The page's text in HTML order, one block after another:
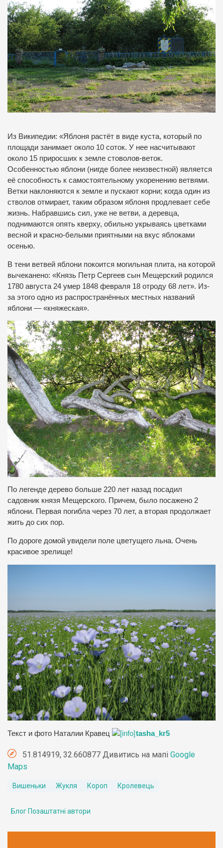
Из Википедии: «Яблоня растёт в виде куста, который по
площади занимает около 10 соток. У нее насчитывают
около 15 приросших к земле стоволов-веток.
Особенностью яблони (нигде более неизвестной) является
её способность к самостоятельному укоренению ветвями.
Ветки наклоняются к земле и пускают корни; когда один из
стволов отмирает, таким образом яблоня продлевает себе
жизнь. Набравшись сил, уже не ветви, а деревца,
поднимаются опять кверху, обильно укрываясь цветками
весной и красно-белыми приятными на вкус яблоками
осенью.
В тени ветвей яблони покоится могильная плита, на которой
вычеканено: «Князь Петр Сергеев сын Мещерский родился
1780 августа 24 умер 1848 февраля 18 отроду 68 лет». Из-
за этого одно из распространённых местных названий
яблони — «княжеская».
По легенде дерево больше 220 лет назад посадил
садовник князя Мещерского. Причем, было посажено 2
яблони. Первая погибла через 70 лет, а вторая продолжает
жить до сих пор.
По дороге домой увидели поле цветущего льна. Очень
красивое зрелище!
Текст и фото Наталии Кравец tasha_kr5
51.814919, 32.660877 Дивитись на мапі Google
Maps
Вишеньки Жукля Короп Кролевець
Блог Позаштатні автори